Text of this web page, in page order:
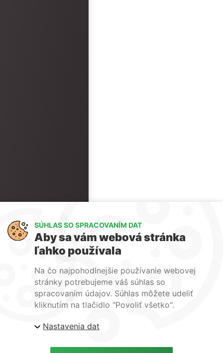
SÚHLAS SO SPRACOVANÍM DAT
Aby sa vám webová stránka
ľahko používala
Na čo najpohodlnejšie používanie webovej
stránky potrebujeme váš súhlas so
spracovaním údajov. Súhlas môžete udeliť
kliknutím na tlačidlo "Povoliť všetko".
Nastavenia dat